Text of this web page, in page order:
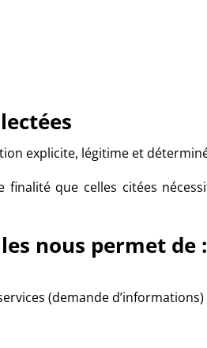
explicite, légitime et
que celles citées
nous permet de :
(demande d’informations)